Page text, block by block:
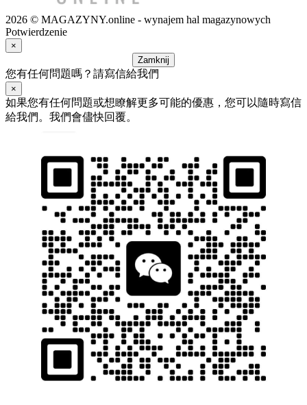
2026 © MAGAZYNY.online - wynajem hal magazynowych
Potwierdzenie
×
Zamknij
您有任何問題嗎？請寫信給我們
×
如果您有任何問題或想瞭解更多可能的優惠，您可以隨時寫信
給我們。我們會儘快回覆。